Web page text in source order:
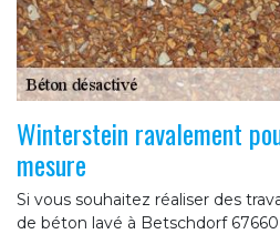
Winterstein ravalement
mesure
Si vous souhaitez réaliser des
de béton lavé à Betschdorf